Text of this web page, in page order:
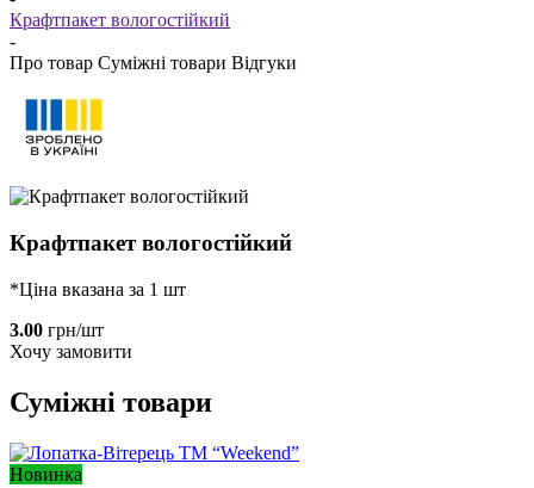
Крафтпакет вологостійкий
-
Про товар Суміжні товари Відгуки
Крафтпакет вологостійкий
*Ціна вказана за 1 шт
3.00 грн/шт
Хочу замовити
Суміжні товари
Новинка